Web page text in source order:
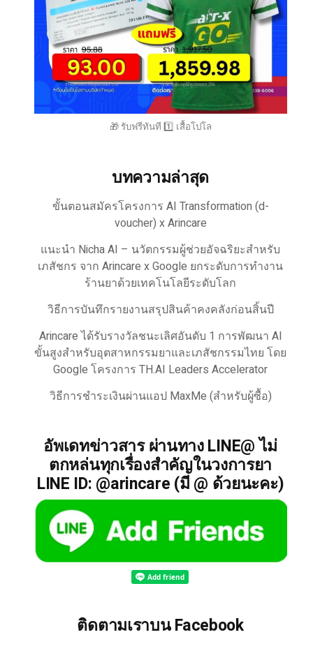
🎁 รับฟรีทันที 1️⃣ เสื้อโปโล
บทความล่าสุด
ขั้นตอนสมัครโครงการ AI Transformation (d-
voucher) x Arincare
แนะนำ Nicha AI – นวัตกรรมผู้ช่วยอัจฉริยะสำหรับ
เภสัชกร จาก Arincare x Google ยกระดับการทำงาน
ร้านยาด้วยเทคโนโลยีระดับโลก
วิธีการบันทึกรายงานสรุปสินค้าคงคลังก่อนสิ้นปี
Arincare ได้รับรางวัลชนะเลิศอันดับ 1 การพัฒนา AI
ขั้นสูงสำหรับอุตสาหกรรมยาและเภสัชกรรมไทย โดย
Google โครงการ TH.AI Leaders Accelerator
วิธีการชำระเงินผ่านแอป MaxMe (สำหรับผู้ซื้อ)
อัพเดทข่าวสาร ผ่านทาง LINE@ ไม่
ตกหล่นทุกเรื่องสำคัญในวงการยา
LINE ID: @arincare (มี @ ด้วยนะคะ)
ติดตามเราบน Facebook